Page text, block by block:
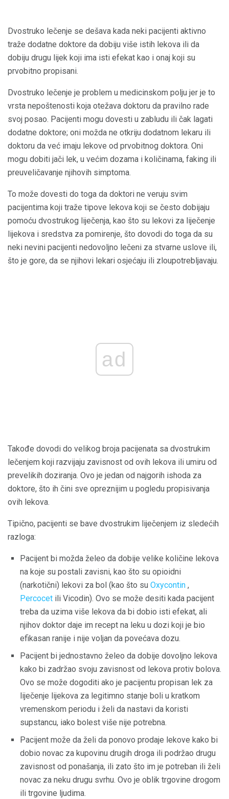
Dvostruko lečenje se dešava kada neki pacijenti aktivno
traže dodatne doktore da dobiju više istih lekova ili da
dobiju drugu lijek koji ima isti efekat kao i onaj koji su
prvobitno propisani.
Dvostruko lečenje je problem u medicinskom polju jer je to
vrsta nepoštenosti koja otežava doktoru da pravilno rade
svoj posao. Pacijenti mogu dovesti u zabludu ili čak lagati
dodatne doktore; oni možda ne otkriju dodatnom lekaru ili
doktoru da već imaju lekove od prvobitnog doktora. Oni
mogu dobiti jači lek, u većim dozama i količinama, faking ili
preuveličavanje njihovih simptoma.
To može dovesti do toga da doktori ne veruju svim
pacijentima koji traže tipove lekova koji se često dobijaju
pomoću dvostrukog liječenja, kao što su lekovi za liječenje
lijekova i sredstva za pomirenje, što dovodi do toga da su
neki nevini pacijenti nedovoljno lečeni za stvarne uslove ili,
što je gore, da se njihovi lekari osjećaju ili zloupotrebljavaju.
ad
Takođe dovodi do velikog broja pacijenata sa dvostrukim
lečenjem koji razvijaju zavisnost od ovih lekova ili umiru od
prevelikih doziranja. Ovo je jedan od najgorih ishoda za
doktore, što ih čini sve opreznijim u pogledu propisivanja
ovih lekova.
Tipično, pacijenti se bave dvostrukim liječenjem iz sledećih
razloga:
Pacijent bi možda želeo da dobije velike količine lekova
na koje su postali zavisni, kao što su opioidni
(narkotični) lekovi za bol (kao što su Oxycontin ,
Percocet ili Vicodin). Ovo se može desiti kada pacijent
treba da uzima više lekova da bi dobio isti efekat, ali
njihov doktor daje im recept na leku u dozi koji je bio
efikasan ranije i nije voljan da povećava dozu.
Pacijent bi jednostavno želeo da dobije dovoljno lekova
kako bi zadržao svoju zavisnost od lekova protiv bolova.
Ovo se može dogoditi ako je pacijentu propisan lek za
liječenje lijekova za legitimno stanje boli u kratkom
vremenskom periodu i želi da nastavi da koristi
supstancu, iako bolest više nije potrebna.
Pacijent može da želi da ponovo prodaje lekove kako bi
dobio novac za kupovinu drugih droga ili podržao drugu
zavisnost od ponašanja, ili zato što im je potreban ili želi
novac za neku drugu svrhu. Ovo je oblik trgovine drogom
ili trgovine ljudima.